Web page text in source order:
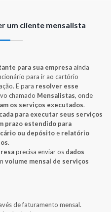
um cliente mensalista
para sua empresa ainda
para ir ao cartório
E para resolver esse
chamado Mensalistas, onde
os serviços executados.
para executar seus serviços
prazo estendido para
ou depósitoe relatório
.
precisa enviar os dados
volume mensal de serviços
de faturamento mensal.